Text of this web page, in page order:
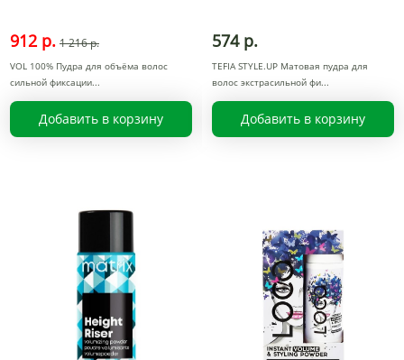
912 р. 1 216 р.
VOL 100% Пудра для объёма волос
сильной фиксации
Добавить в корзину
574 р.
TEFIA STYLE.UP Матовая пудра для
волос экстрасильной фи
Добавить в корзину